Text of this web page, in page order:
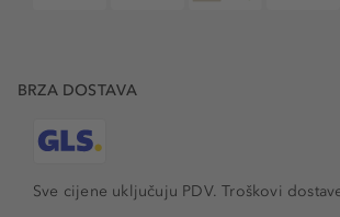
BRZA DOSTAVA
Sve cijene uključuju PDV.Troškovi